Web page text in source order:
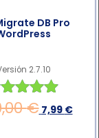
DB Pro
2.7.10
en
€ 7,99 €